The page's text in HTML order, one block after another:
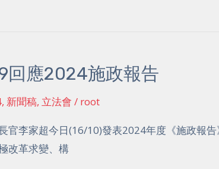
回應2024施政報告
, 新聞稿, 立法會 / root
官李家超今日(16/10)發表2024年度《施政報
極改革求變、構